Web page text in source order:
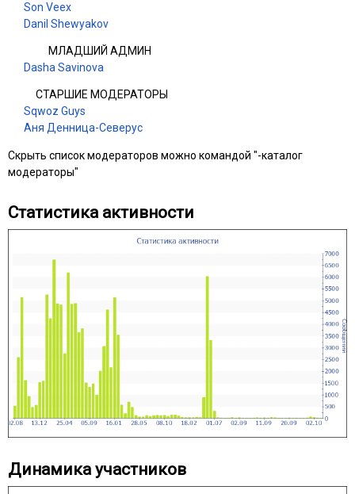
Son Veex
Danil Shewyakov
МЛАДШИЙ АДМИН
Dasha Savinova
СТАРШИЕ МОДЕРАТОРЫ
Sqwoz Guys
Аня Денница-Северус
Скрыть список модераторов можно командой "-каталог
модераторы"
Статистика активности
Динамика участников